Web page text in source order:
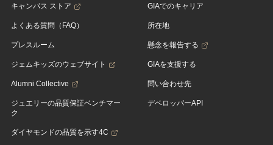
キャンパス ストア
よくある質問（FAQ）
プレスルーム
ジェムキッズのウェブサイト
Alumni Collective
ジュエリーの品質保証ベンチマー
ク
ダイヤモンドの品質を示す4C
GIAでのキャリア
所在地
懸念を報告する
GIAを支援する
問い合わせ先
デベロッパーAPI